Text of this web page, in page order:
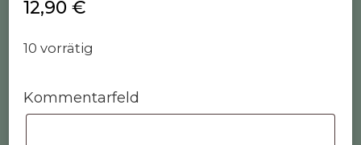
12,90 €
10 vorrätig
Kommentarfeld